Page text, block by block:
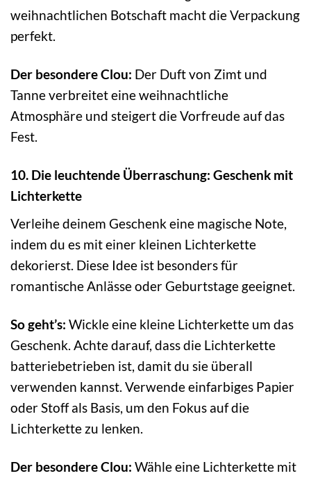
weihnachtlichen Botschaft macht die Verpackung
perfekt.
Der besondere Clou: Der Duft von Zimt und
Tanne verbreitet eine weihnachtliche
Atmosphäre und steigert die Vorfreude auf das
Fest.
10. Die leuchtende Überraschung: Geschenk mit
Lichterkette
Verleihe deinem Geschenk eine magische Note,
indem du es mit einer kleinen Lichterkette
dekorierst. Diese Idee ist besonders für
romantische Anlässe oder Geburtstage geeignet.
So geht’s: Wickle eine kleine Lichterkette um das
Geschenk. Achte darauf, dass die Lichterkette
batteriebetrieben ist, damit du sie überall
verwenden kannst. Verwende einfarbiges Papier
oder Stoff als Basis, um den Fokus auf die
Lichterkette zu lenken.
Der besondere Clou: Wähle eine Lichterkette mit